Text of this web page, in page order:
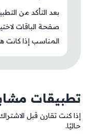
بعد التأكد من
صفحة الباقات
المناسب إذا كانت
تطبيقات
إذا كنت تقارن قبل
حاليًا.